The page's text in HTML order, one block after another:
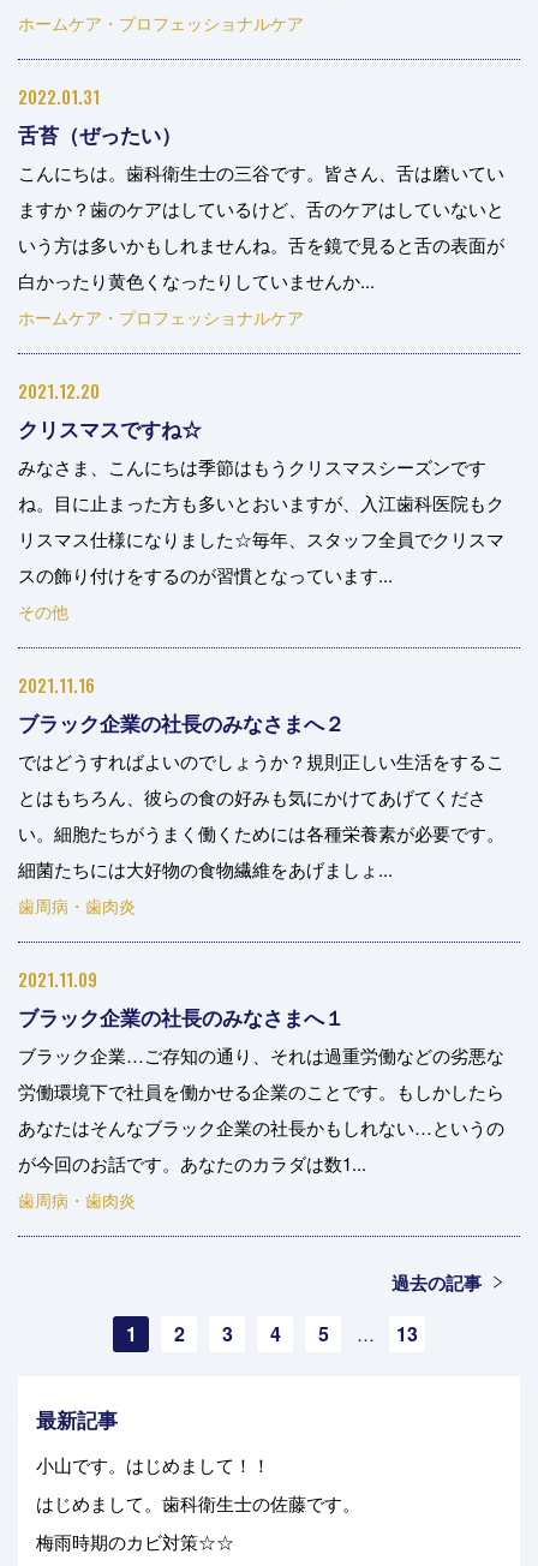
ホームケア・プロフェッショナルケア
2022.01.31
舌苔（ぜったい）
こんにちは。歯科衛生士の三谷です。皆さん、舌は磨いてい
ますか？歯のケアはしているけど、舌のケアはしていないと
いう方は多いかもしれませんね。舌を鏡で見ると舌の表面が
白かったり黄色くなったりしていませんか...
ホームケア・プロフェッショナルケア
2021.12.20
クリスマスですね☆
みなさま、こんにちは季節はもうクリスマスシーズンです
ね。目に止まった方も多いとおいますが、入江歯科医院もク
リスマス仕様になりました☆毎年、スタッフ全員でクリスマ
スの飾り付けをするのが習慣となっています...
その他
2021.11.16
ブラック企業の社長のみなさまへ２
ではどうすればよいのでしょうか？規則正しい生活をするこ
とはもちろん、彼らの食の好みも気にかけてあげてくださ
い。細胞たちがうまく働くためには各種栄養素が必要です。
細菌たちには大好物の食物繊維をあげましょ...
歯周病・歯肉炎
2021.11.09
ブラック企業の社長のみなさまへ１
ブラック企業…ご存知の通り、それは過重労働などの劣悪な
労働環境下で社員を働かせる企業のことです。もしかしたら
あなたはそんなブラック企業の社長かもしれない…というの
が今回のお話です。あなたのカラダは数1...
歯周病・歯肉炎
過去の記事
1 2 3 4 5 … 13
最新記事
小山です。はじめまして！！
はじめまして。歯科衛生士の佐藤です。
梅雨時期のカビ対策☆☆